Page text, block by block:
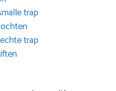
trap
trap